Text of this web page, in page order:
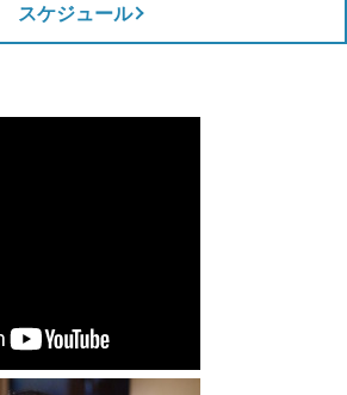
スケジュール